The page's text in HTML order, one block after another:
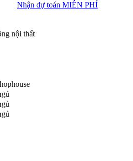
Nhận dự toán MIỄN PHÍ
nội thất